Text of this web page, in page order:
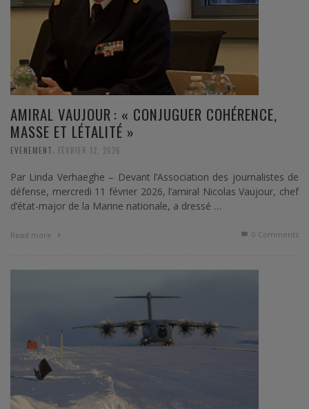
AMIRAL VAUJOUR : « CONJUGUER COHÉRENCE,
MASSE ET LÉTALITÉ »
EVENEMENT FÉVRIER 12, 2026
Par Linda Verhaeghe – Devant l’Association des journalistes de
défense, mercredi 11 février 2026, l’amiral Nicolas Vaujour, chef
d’état-major de la Marine nationale, a dressé …
Read more 0 Comments